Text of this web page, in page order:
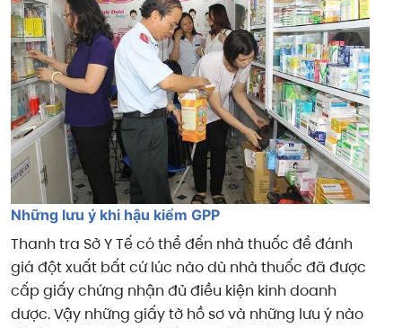
Những lưu ý khi hậu kiểm GPP
Thanh tra Sở Y Tế có thể đến nhà thuốc để đánh
giá đột xuất bất cứ lúc nào dù nhà thuốc đã được
cấp giấy chứng nhận đủ điều kiện kinh doanh
dược. Vậy những giấy tờ hồ sơ và những lưu ý nào